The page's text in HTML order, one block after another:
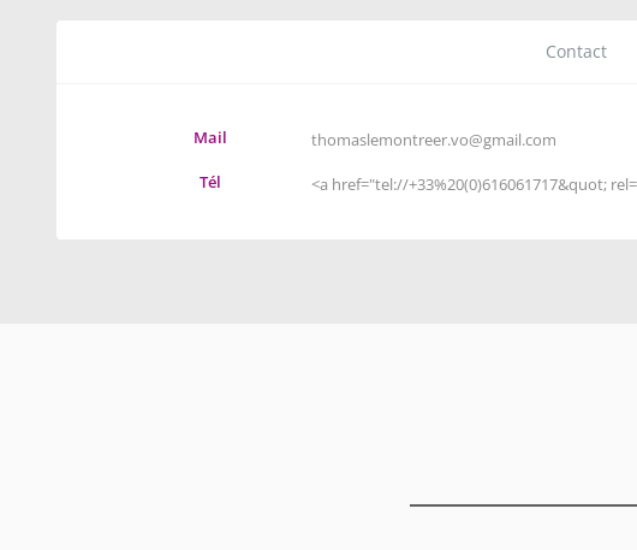
Contact
Mail
thomaslemontreer.vo@gmail.com
Tél
<a href="tel://+33%20(0)616061717&quot;